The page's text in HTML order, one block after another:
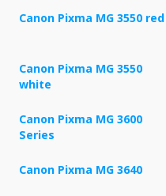
Canon Pixma MG 3550 red
Canon Pixma MG 3550
white
Canon Pixma MG 3600
Series
Canon Pixma MG 3640